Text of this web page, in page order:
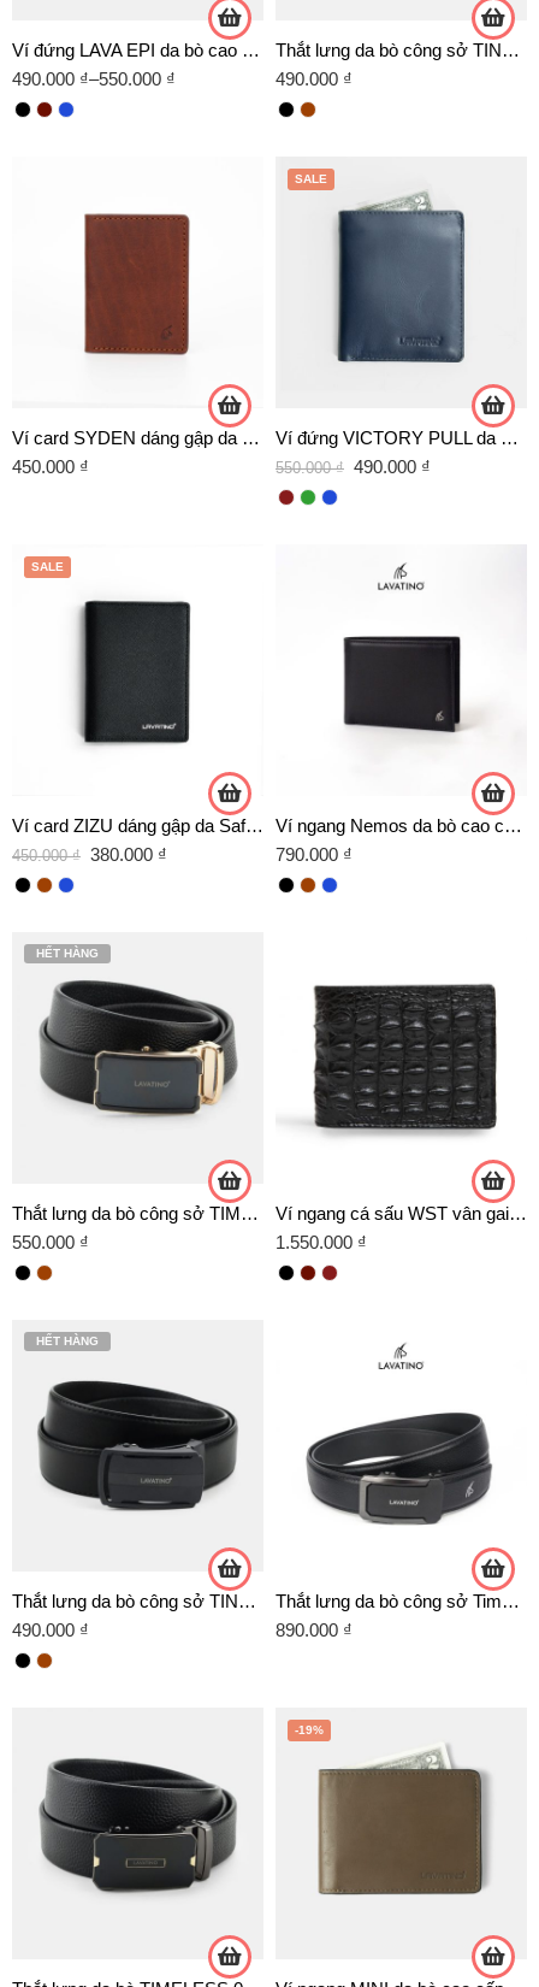
Ví đứng LAVA EPI da bò cao cấp
490.000 ₫–550.000 ₫
Thắt lưng da bò công sở TINO 05 – D04 XÁM
490.000 ₫
Ví card SYDEN dáng gập da Sáp
450.000 ₫
SALE
Ví đứng VICTORY PULL da Pullup cao cấp
550.000₫ 490.000 ₫
SALE
Ví card ZIZU dáng gập da Saffiano
450.000₫ 380.000 ₫
Ví ngang Nemos da bò cao cấp chính hãng Lavatino – WNB57
790.000 ₫
HẾT HÀNG
Thắt lưng da bò công sở TIMELESS 07 VÀNG
550.000 ₫
Ví ngang cá sấu WST vân gai lưng
1.550.000 ₫
HẾT HÀNG
Thắt lưng da bò công sở TINO 01 -D02 ĐEN
490.000 ₫
Thắt lưng da bò công sở Timeless T05- D21 cao cấp chính hãng Lavatino
890.000 ₫
-19%